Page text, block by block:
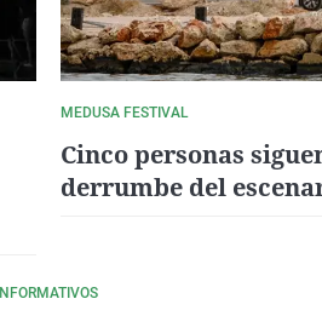
MEDUSA FESTIVAL
Cinco personas
derrumbe del
INFORMATIVOS